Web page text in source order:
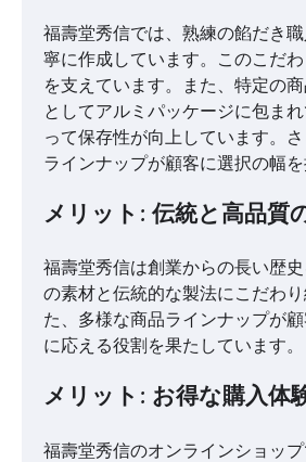
福壽堂秀信では、熟練の餡だき
寧に作成しています。このこだ
を支えています。また、特定の
としてアルミパッケージに包ま
って保存性が向上しています。
ラインナップが顧客に選択の幅を
メリット: 伝統と高品質
福壽堂秀信は創業からの長い歴
の素材と伝統的な製法にこだわ
た、多様な商品ラインナップが
に応える役割を果たしています。
メリット: お得な購入体
福壽堂秀信のオンラインショッ